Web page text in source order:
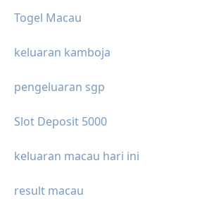
Togel Macau
keluaran kamboja
pengeluaran sgp
Slot Deposit 5000
keluaran macau hari ini
result macau